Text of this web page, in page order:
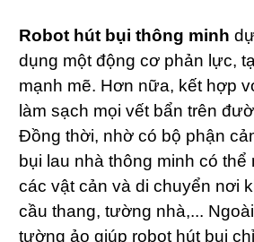
Robot hút bụi thông minh
dụng một động cơ phản lực,
mạnh mẽ. Hơn nữa, kết hợp
làm sạch mọi vết bẩn trên
Đồng thời, nhờ có bộ phận
bụi lau nhà thông minh có
các vật cản và di chuyển nơi
cầu thang, tường nhà,...
tường ảo giúp robot hút bụi